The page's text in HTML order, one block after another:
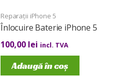
Reparații iPhone 5
Înlocuire Baterie iPhone 5
100,00 lei incl. TVA
Adaugă în coș